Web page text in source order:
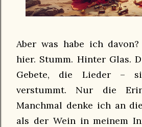
Aber was habe ich
hier. Stumm. Hinter Glas.
Gebete, die Lieder –
verstummt. Nur die
Manchmal denke ich an
als der Wein in meinem